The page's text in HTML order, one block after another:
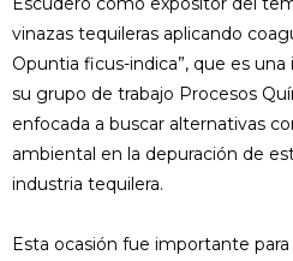
vinazas tequileras aplicando
Opuntia ficus-indica”, que es
su grupo de trabajo Procesos
enfocada a buscar alternativas
ambiental en la depuración de
industria tequilera.
Esta ocasión fue importante